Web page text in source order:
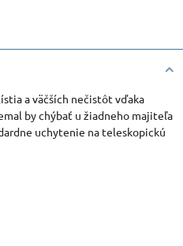
a väčších nečistôt vďaka
by chýbať u žiadneho majiteľa
uchytenie na teleskopickú